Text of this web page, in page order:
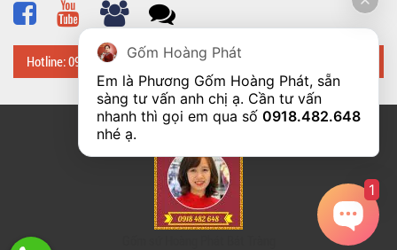
Hotline: 0918 482 648
© Bản quyền thuộc về
Gốm Hoàng Phát
Em là Phương Gốm Hoàng Phát, sẵn
sàng tư vấn anh chị ạ. Cần tư vấn
nhanh thì gọi em qua số 0918.482.648
nhé ạ.
1